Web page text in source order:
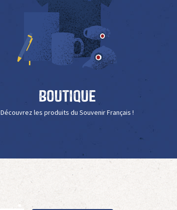
Boutique
Découvrez les produits du Souvenir Français !